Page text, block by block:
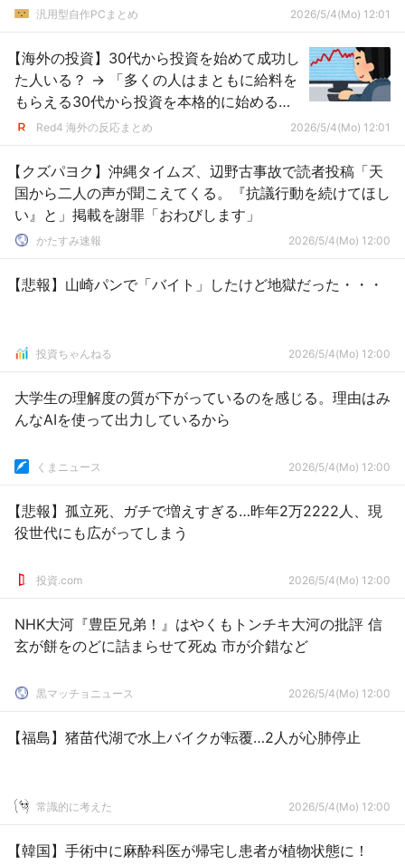
汎用型自作PCまとめ 2026/5/4(Mo) 12:01
【海外の投資】30代から投資を始めて成功し
た人いる？ → 「多くの人はまともに給料を
もらえる30代から投資を本格的に始める
な」「複利の力は絶大、コツコツ積み立て
Red4 海外の反応まとめ 2026/5/4(Mo) 12:01
【クズパヨク】沖縄タイムズ、辺野古事故で読者投稿「天
国から二人の声が聞こえてくる。『抗議行動を続けてほし
い』と」掲載を謝罪「おわびします」
かたすみ速報 2026/5/4(Mo) 12:00
【悲報】山崎パンで「バイト」したけど地獄だった・・・
投資ちゃんねる 2026/5/4(Mo) 12:00
大学生の理解度の質が下がっているのを感じる。理由はみ
んなAIを使って出力しているから
くまニュース 2026/5/4(Mo) 12:00
【悲報】孤立死、ガチで増えすぎる…昨年2万2222人、現
役世代にも広がってしまう
投資.com 2026/5/4(Mo) 12:00
NHK大河『豊臣兄弟！』はやくもトンチキ大河の批評 信
玄が餅をのどに詰まらせて死ぬ 市が介錯など
黒マッチョニュース 2026/5/4(Mo) 12:00
【福島】猪苗代湖で水上バイクが転覆…2人が心肺停止
常識的に考えた 2026/5/4(Mo) 12:00
【韓国】手術中に麻酔科医が帰宅し患者が植物状態に！